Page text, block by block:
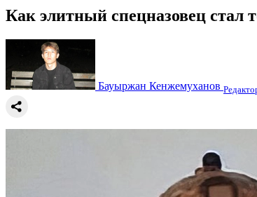
Как элитный спецназовец стал
Бауыржан Кенжемуханов